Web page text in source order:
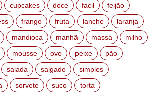
cupcakes doce facil
feijão
frango fruta lanche
laranja
mandioca manhã massa
milho
mousse ovo peixe
pão
salada salgado
simples
sorvete suco torta